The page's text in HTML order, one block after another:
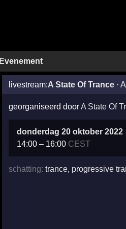
Evenement
livestream:A State Of Trance·
georganiseerd doorA State Of
donderdag 20 oktober 2022
14:00– 16:00 CEST
schatting: trance, progressive